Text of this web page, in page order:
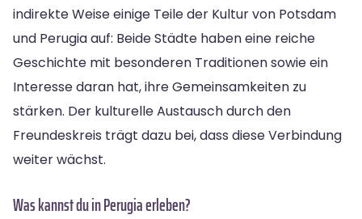
indirekte Weise einige Teile der Kultur von Potsdam
und Perugia auf: Beide Städte haben eine reiche
Geschichte mit besonderen Traditionen sowie ein
Interesse daran hat, ihre Gemeinsamkeiten zu
stärken. Der kulturelle Austausch durch den
Freundeskreis trägt dazu bei, dass diese Verbindung
weiter wächst.
Was kannst du in Perugia erleben?